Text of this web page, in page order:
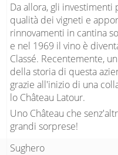
Da allora, gli
qualità dei vigneti e
rinnovamenti in cantina
e nel 1969 il vino è
Classé. Recentemente,
della storia di questa
grazie all'inizio di una
lo Château Latour.
Uno Château che
grandi sorprese!
Sughero